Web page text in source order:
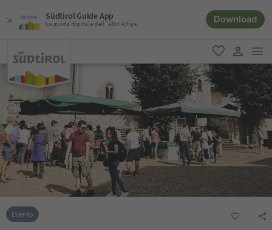
Südtirol Guide App
La guida digitale dell´Alto Adige Download
favoriti
user link
Evento